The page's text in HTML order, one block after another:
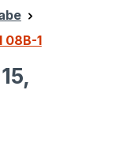
08B-1